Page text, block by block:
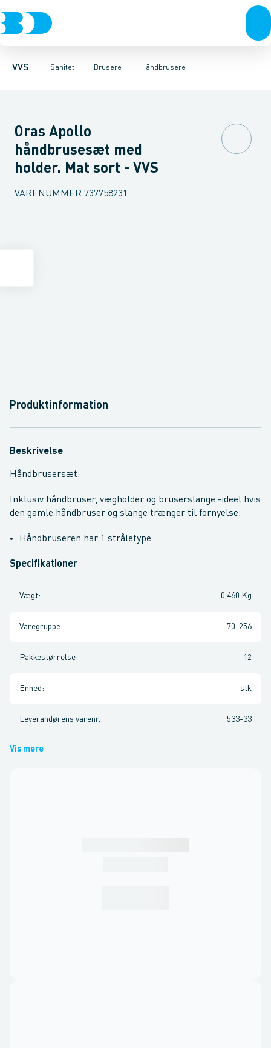
VVS Sanitet
Rør & fittingsPressfittings & rørKuglehaner & ventiler
Brusere
Toiletter, sæder og cisterner VaskeArmaturer
Håndbrusere
HåndbrusereBruseslanger BrusesætBrusestænger
Oras Apollo
håndbrusesæt med
holder. Mat sort - VVS
VARENUMMER 737758231
Produktinformation
Beskrivelse
Håndbrusersæt.
Inklusiv håndbruser, vægholder og bruserslange -ideel hvis
den gamle håndbruser og slange trænger til fornyelse.
Håndbruseren har 1 stråletype.
Specifikationer
Vægt: 0,460 Kg
Varegruppe: 70-256
Pakkestørrelse: 12
Enhed : stk
Leverandørens varenr. : 533-33
Vis mere